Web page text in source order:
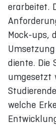
erarbeitet.
Mock-ups,
diente. Die
umgesetzt
welche